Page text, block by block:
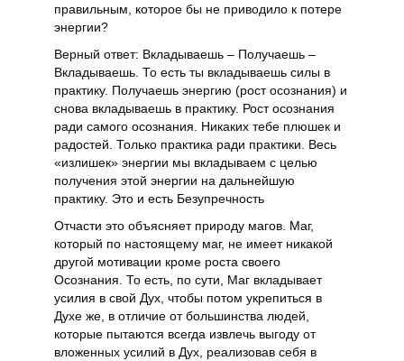
правильным, которое бы не приводило к потере
энергии?
Верный ответ: Вкладываешь – Получаешь –
Вкладываешь. То есть ты вкладываешь силы в
практику. Получаешь энергию (рост осознания) и
снова вкладываешь в практику. Рост осознания
ради самого осознания. Никаких тебе плюшек и
радостей. Только практика ради практики. Весь
«излишек» энергии мы вкладываем с целью
получения этой энергии на дальнейшую
практику. Это и есть Безупречность
Отчасти это объясняет природу магов. Маг,
который по настоящему маг, не имеет никакой
другой мотивации кроме роста своего
Осознания. То есть, по сути, Маг вкладывает
усилия в свой Дух, чтобы потом укрепиться в
Духе же, в отличие от большинства людей,
которые пытаются всегда извлечь выгоду от
вложенных усилий в Дух, реализовав себя в